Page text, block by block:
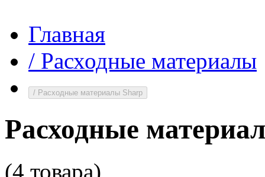
Главная
/ Расходные материалы
/ Расходные материалы Sharp
Расходные
(4 товара)